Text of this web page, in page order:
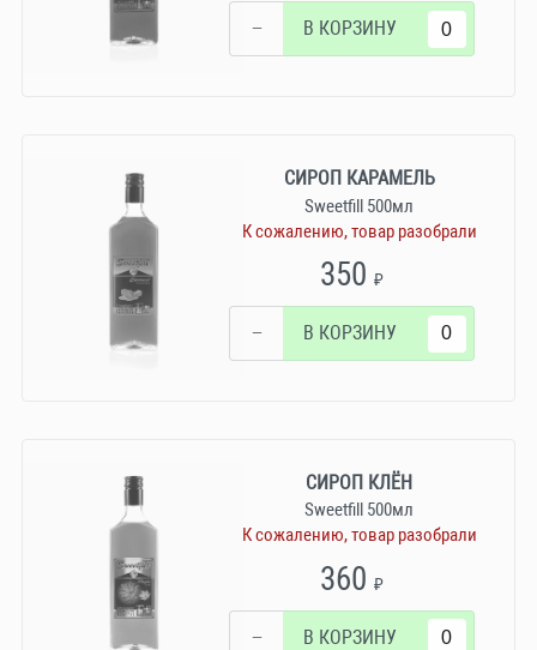
− В КОРЗИНУ
СИРОП КАРАМЕЛЬ
Sweetfill 500мл
К сожалению, товар разобрали
350₽
− В КОРЗИНУ
СИРОП КЛЁН
Sweetfill 500мл
К сожалению, товар разобрали
360₽
− В КОРЗИНУ